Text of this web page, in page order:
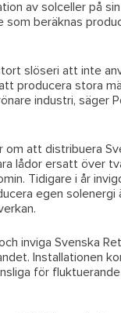
av solceller på
beräknas
slöseri att inte
producera stora
industri, säger
om att distribuera
lådor ersatt över
Tidigare i år
egen
inviga Svenska
Installationen
för